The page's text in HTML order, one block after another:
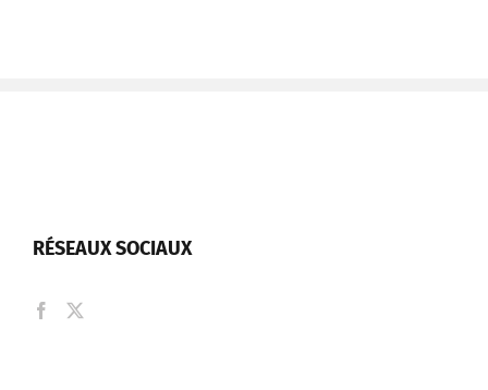
RÉSEAUX SOCIAUX